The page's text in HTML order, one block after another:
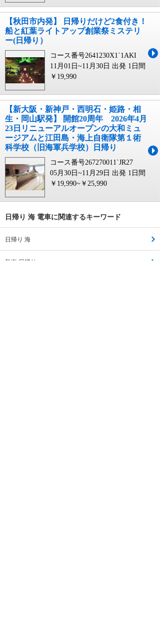
【秋田市内発】 日帰りだけど2食付き！
船と紅葉ライトアップ創業祭ミステリ
ー(日帰り）
コース番号2641230X1`1AKI
11月01日~11月30日 出発 1日間
￥19,990
【新大阪・新神戸・西明石・姫路・相
生・岡山駅発】 開館20周年 2026年4月
23日リニューアルオープンの大和ミュ
ージアムと江田島・海上自衛隊第１術
科学校（旧海軍兵学校）日帰り
コース番号267270011`JR27
05月30日~11月29日 出発 1日間
￥19,990~￥25,990
日帰り 海 電車に関連するキーワード
日帰り 海
熱海 日帰り